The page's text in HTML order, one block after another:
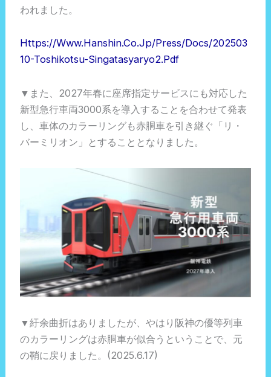
われました。
Https://www.hanshin.co.jp/press/docs/202503
10-Toshikotsu-Singatasyaryo2.pdf
▼また、2027年春に座席指定サービスにも対応した
新型急行車両3000系を導入することを合わせて発表
し、車体のカラーリングも赤胴車を引き継ぐ「リ・
バーミリオン」とすることとなりました。
▼紆余曲折はありましたが、やはり阪神の優等列車
のカラーリングは赤胴車が似合うということで、元
の鞘に戻りました。(2025.6.17)